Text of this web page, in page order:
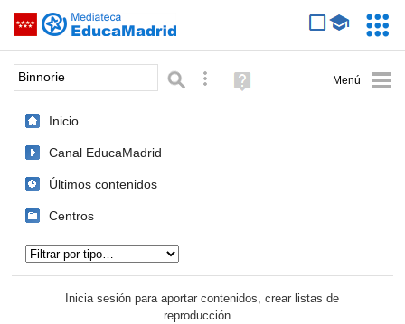
Saltar navegación
Palabra o frase: Búsqueda avanzada
Ayuda
(en
Inicio
Canal EducaMadrid
Últimos contenidos
Centros
Inicia sesión para aportar contenidos, crear listas de
reproducción...